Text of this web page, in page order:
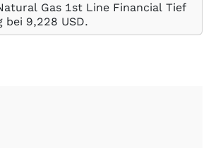
Gas 1st Line Financial Tief
bei 9,228 USD.